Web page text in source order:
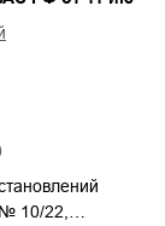
10/22,…